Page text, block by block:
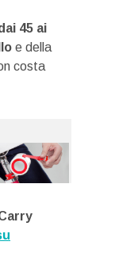
45 ai
e della
costa